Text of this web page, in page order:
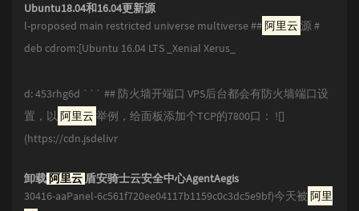
Ubuntu18.04和16.04更新源
l-proposed main restricted universe multiverse ##阿里云 源 #
deb cdrom:[Ubuntu 16.04 LTS _Xenial Xerus_
d: 453rhg6d ``` ## 防火墙开端口 VPS后台都会有防火墙端口设
置，以 阿里云 举例，给面板添加个TCP的7800口： ![]
(https://cdn.jsdelivr
卸载阿里云 盾安骑士云安全中心AgentAegis
30416-aaPanel-6c561f720ee04117b1159c0c3dc5e9bf)今天被 阿里